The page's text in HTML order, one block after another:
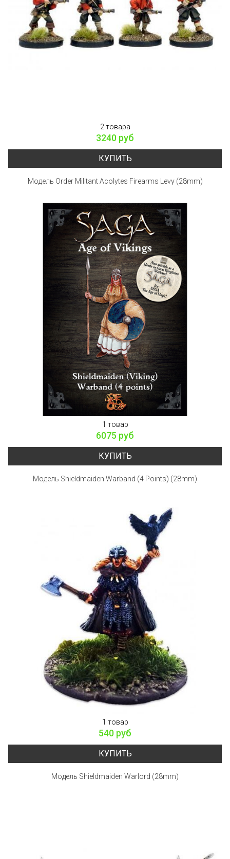
2 товара
3240 руб
КУПИТЬ
Модель Order Militant Acolytes Firearms Levy (28mm)
1 товар
6075 руб
КУПИТЬ
Модель Shieldmaiden Warband (4 Points) (28mm)
1 товар
540 руб
КУПИТЬ
Модель Shieldmaiden Warlord (28mm)